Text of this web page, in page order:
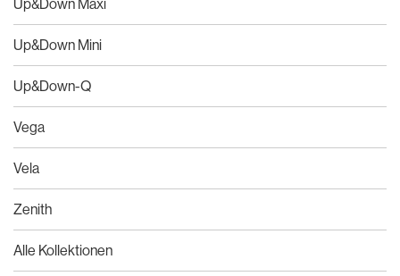
Up&Down Mini
Up&Down-Q
Vega
Vela
Zenith
Alle Kollektionen